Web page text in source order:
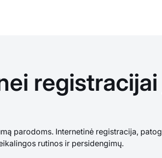
registracijai
parodoms. Internetinė registracija,
rutinos ir persidengimų.